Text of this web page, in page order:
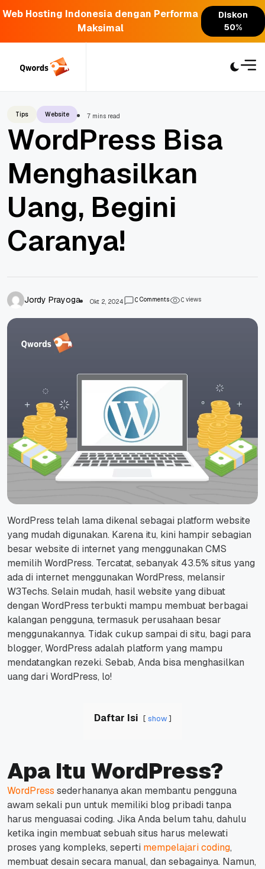
Web Hosting Indonesia dengan Performa
Maksimal
Diskon
50%
Tips Website 7 mins read
WordPress Bisa
Menghasilkan
Uang, Begini
Caranya!
Jordy Prayoga Okt 2, 2024 0Comments 0views
WordPress telah lama dikenal sebagai platform website
yang mudah digunakan. Karena itu, kini hampir sebagian
besar website di internet yang menggunakan CMS
memilih WordPress. Tercatat, sebanyak 43.5% situs yang
ada di internet menggunakan WordPress, melansir
W3Techs. Selain mudah, hasilwebsite yang dibuat
dengan WordPress terbukti mampu membuat berbagai
kalangan pengguna, termasuk perusahaan besar
menggunakannya. Tidak cukup sampai di situ, bagi para
blogger, WordPress adalah platform yang mampu
mendatangkan rezeki. Sebab, Anda bisa menghasilkan
uang dari WordPress, lo!
Daftar Isi show
Apa Itu WordPress?
WordPress sederhananya akan membantu pengguna
awam sekali pun untuk memiliki blog pribadi tanpa
harus menguasai coding. Jika Anda belum tahu, dahulu
ketika ingin membuat sebuah situs harus melewati
proses yang kompleks, seperti mempelajaricoding,
membuat desain secara manual, dan sebagainya. Namun,